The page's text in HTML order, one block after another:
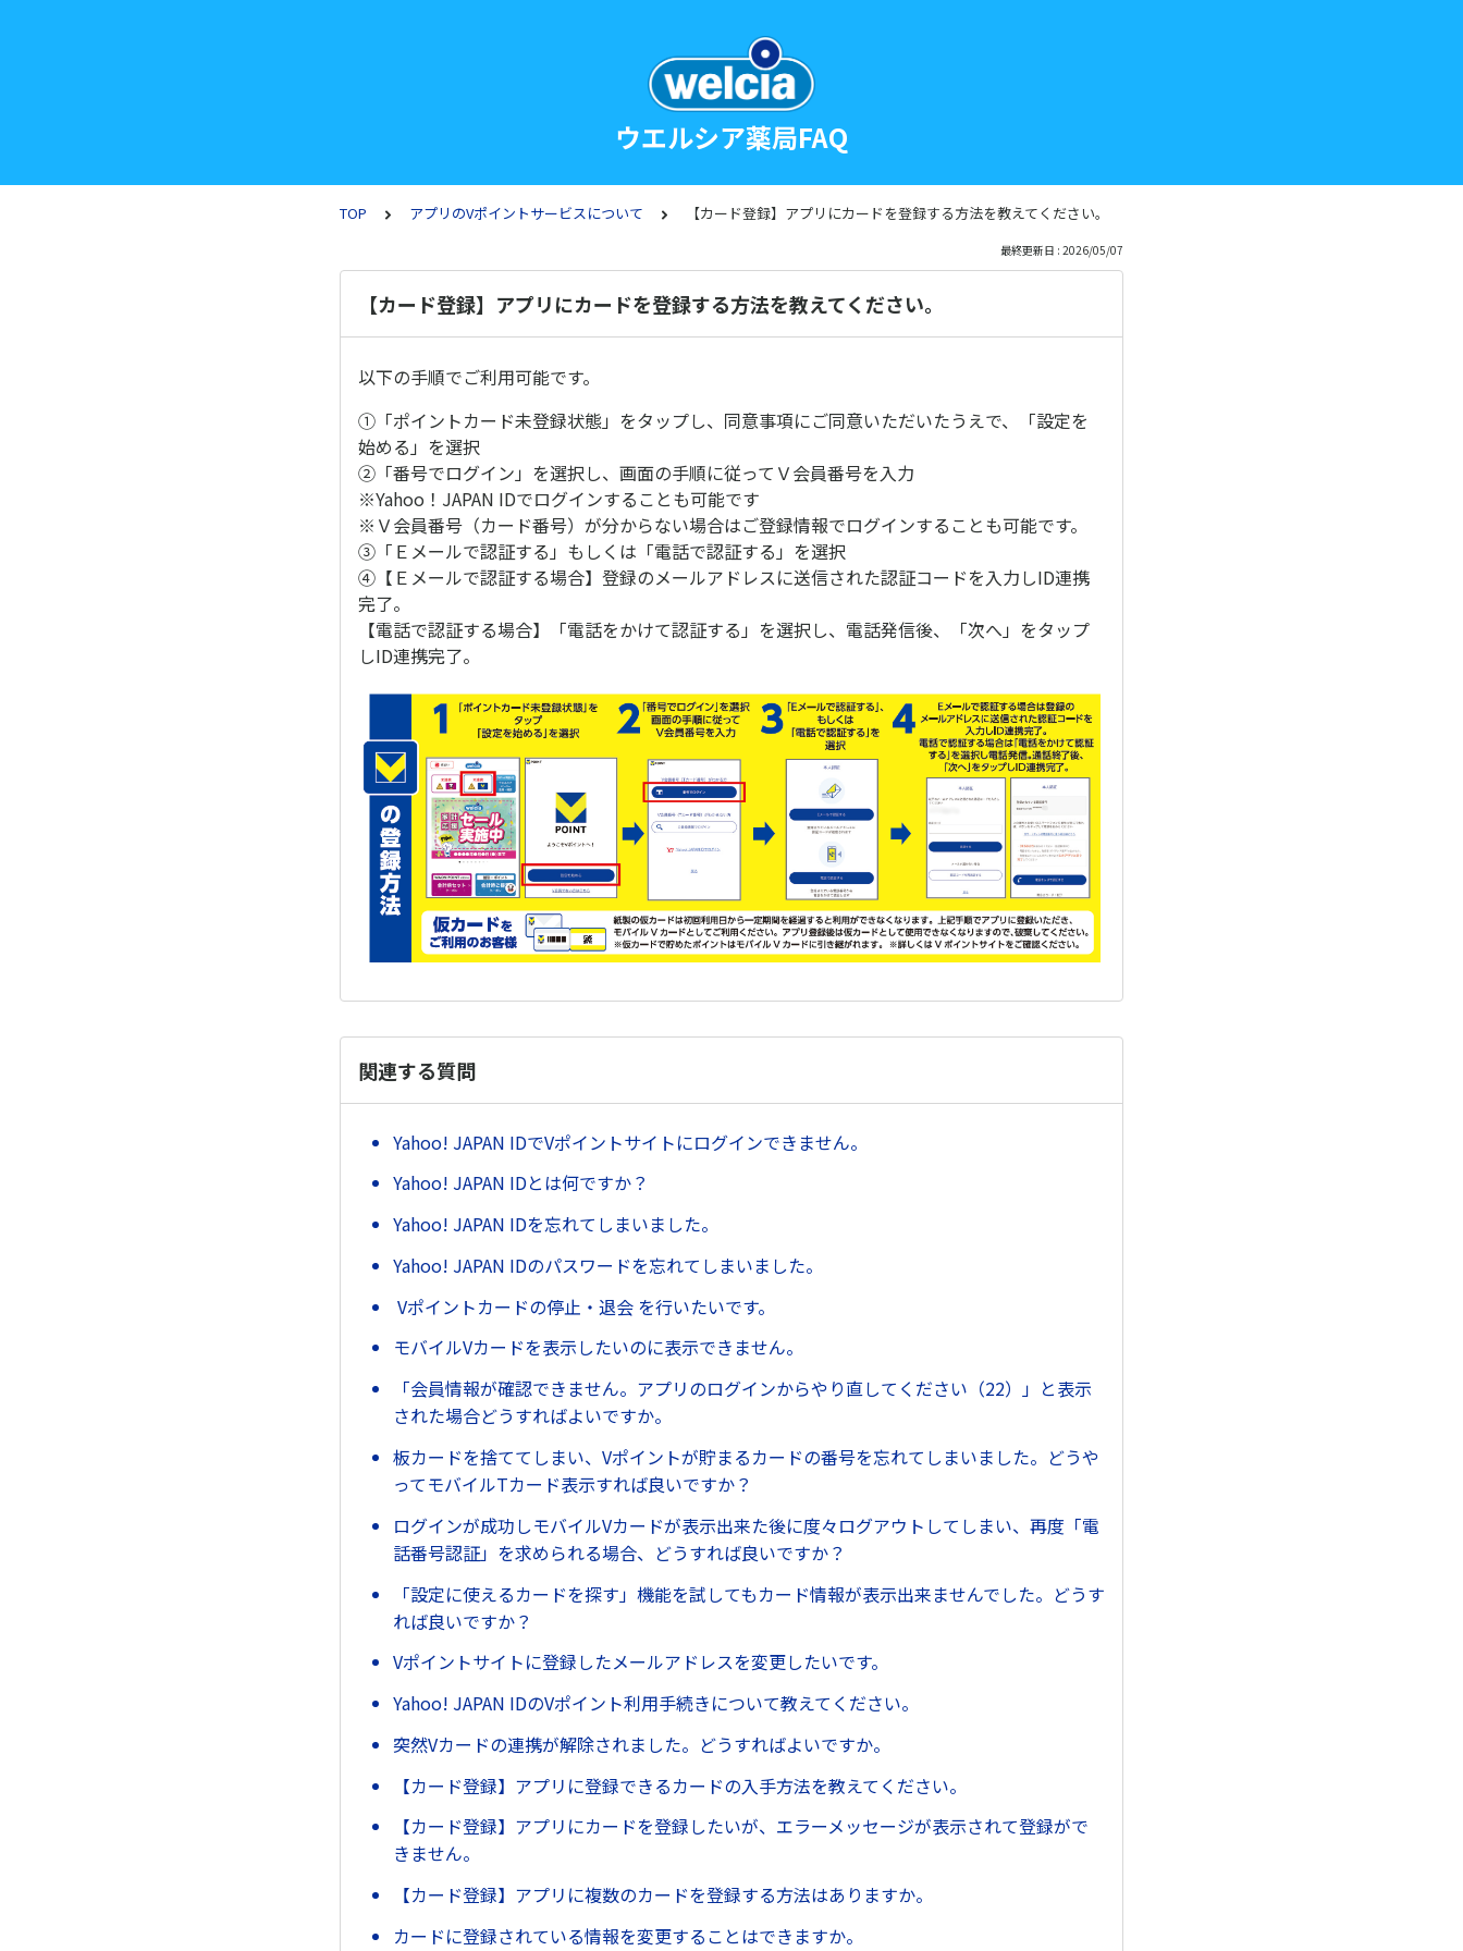
ウエルシア薬局FAQ
TOP アプリのVポイントサービスについて 【カード登録】アプリにカードを登録する方法を教えてください。
最終更新日 : 2026/05/07
【カード登録】アプリにカードを登録する方法を教えてください。
以下の手順でご利用可能です。
①「ポイントカード未登録状態」をタップし、同意事項にご同意いただいたうえで、「設定を
始める」を選択
②「番号でログイン」を選択し、画面の手順に従ってＶ会員番号を入力
※Yahoo！JAPAN IDでログインすることも可能です
※Ｖ会員番号（カード番号）が分からない場合はご登録情報でログインすることも可能です。
③「Ｅメールで認証する」もしくは「電話で認証する」を選択
④【Ｅメールで認証する場合】登録のメールアドレスに送信された認証コードを入力しID連携
完了。
【電話で認証する場合】「電話をかけて認証する」を選択し、電話発信後、「次へ」をタップ
しID連携完了。
関連する質問
Yahoo! JAPAN IDでVポイントサイトにログインできません。
Yahoo! JAPAN IDとは何ですか？
Yahoo! JAPAN IDを忘れてしまいました。
Yahoo! JAPAN IDのパスワードを忘れてしまいました。
Vポイントカードの停止・退会 を行いたいです。
モバイルVカードを表示したいのに表示できません。
「会員情報が確認できません。アプリのログインからやり直してください（22）」と表示
された場合どうすればよいですか。
板カードを捨ててしまい、Vポイントが貯まるカードの番号を忘れてしまいました。どうや
ってモバイルTカード表示すれば良いですか？
ログインが成功しモバイルVカードが表示出来た後に度々ログアウトしてしまい、再度「電
話番号認証」を求められる場合、どうすれば良いですか？
「設定に使えるカードを探す」機能を試してもカード情報が表示出来ませんでした。どうす
れば良いですか？
Vポイントサイトに登録したメールアドレスを変更したいです。
Yahoo! JAPAN IDのVポイント利用手続きについて教えてください。
突然Vカードの連携が解除されました。どうすればよいですか。
【カード登録】アプリに登録できるカードの入手方法を教えてください。
【カード登録】アプリにカードを登録したいが、エラーメッセージが表示されて登録がで
きません。
【カード登録】アプリに複数のカードを登録する方法はありますか。
カードに登録されている情報を変更することはできますか。